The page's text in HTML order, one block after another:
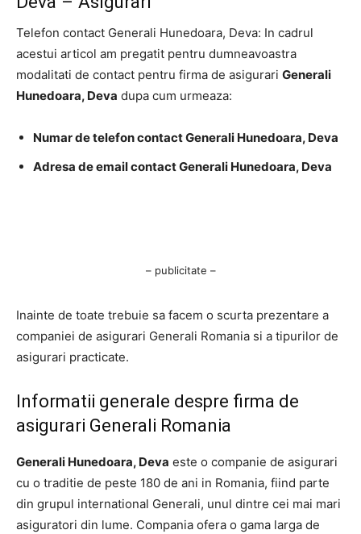
Telefon contact Generali Hunedoara, Deva: In cadrul
acestui articol am pregatit pentru dumneavoastra
modalitati de contact pentru firma de asigurari Generali
Hunedoara, Deva dupa cum urmeaza:
Numar de telefon contact Generali Hunedoara, Deva
Adresa de email contact Generali Hunedoara, Deva
– publicitate –
Inainte de toate trebuie sa facem o scurta prezentare a
companiei de asigurari Generali Romania si a tipurilor de
asigurari practicate.
Informatii generale despre firma de
asigurari Generali Romania
Generali Hunedoara, Deva este o companie de asigurari
cu o traditie de peste 180 de ani in Romania, fiind parte
din grupul international Generali, unul dintre cei mai mari
asiguratori din lume. Compania ofera o gama larga de